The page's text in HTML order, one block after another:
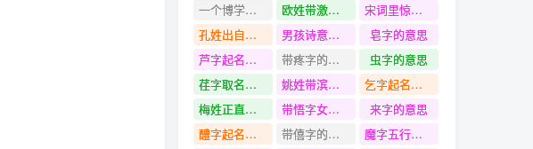
一个博学多才的女孩名字
欧姓带激字名字
宋词里惊艳众生的女孩名字
孔姓出自道德经的名字
男孩诗意淡雅100分的名字
皂字的意思
芦字起名寓意
带疼字的名字
虫字的意思
荏字取名的意义是什么
姚姓带滨字名字
乞字起名寓意
梅姓正直帅气的名字
带悟字女孩名字
来字的意思
醴字起名寓意
带僖字的名字
魔字五行是什么